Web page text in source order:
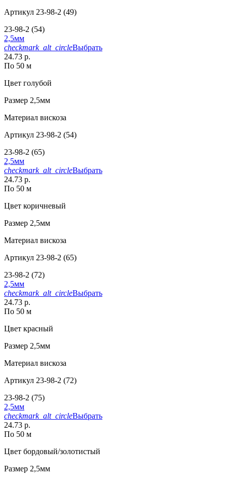
Артикул 23-98-2 (49)
23-98-2 (54)
2,5мм
checkmark_alt_circleВыбрать
24.73 р.
По 50 м
Цвет голубой
Размер 2,5мм
Материал вискоза
Артикул 23-98-2 (54)
23-98-2 (65)
2,5мм
checkmark_alt_circleВыбрать
24.73 р.
По 50 м
Цвет коричневый
Размер 2,5мм
Материал вискоза
Артикул 23-98-2 (65)
23-98-2 (72)
2,5мм
checkmark_alt_circleВыбрать
24.73 р.
По 50 м
Цвет красный
Размер 2,5мм
Материал вискоза
Артикул 23-98-2 (72)
23-98-2 (75)
2,5мм
checkmark_alt_circleВыбрать
24.73 р.
По 50 м
Цвет бордовый/золотистый
Размер 2,5мм